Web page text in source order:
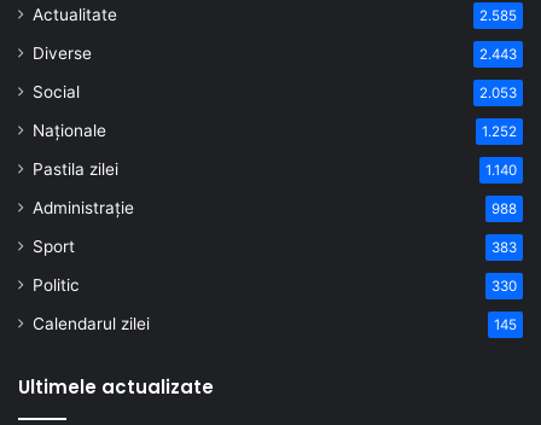
Actualitate 2.585
Diverse 2.443
Social 2.053
Naționale 1.252
Pastila zilei 1.140
Administrație 988
Sport 383
Politic 330
Calendarul zilei 145
Ultimele actualizate